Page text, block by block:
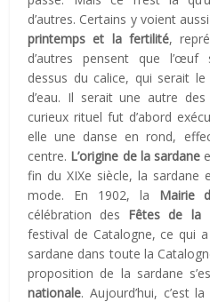
d’autres. Certains y voient
printemps et la fertilité,
d’autres pensent que l’œuf
dessus du calice, qui serait
d’eau. Il serait une autre
curieux rituel fut d’abord
elle une danse en rond,
centre. L’origine de la sardane
fin du XIXe siècle, la sardane
mode. En 1902, la Mairie
célébration des Fêtes de la
festival de Catalogne, ce qui
sardane dans toute la
proposition de la sardane
nationale. Aujourd’hui, c’est